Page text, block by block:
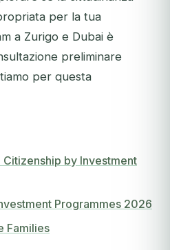
per la tua
a Zurigo e Dubai è
preliminare
per questa
by Investment
Programmes 2026
Families